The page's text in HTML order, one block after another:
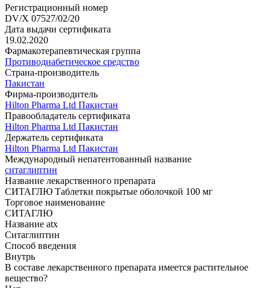
Регистрационный номер
DV/X 07527/02/20
Дата выдачи сертификата
19.02.2020
Фармакотерапевтическая группа
Противодиабетическое средство
Страна-производитель
Пакистан
Фирма-производитель
Hilton Pharma Ltd Пакистан
Правообладатель сертификата
Hilton Pharma Ltd Пакистан
Держатель сертификата
Hilton Pharma Ltd Пакистан
Международный непатентованный название
ситаглиптин
Название лекарственного препарата
СИТАГЛЮ Таблетки покрытые оболочкой 100 мг
Торговое наименование
СИТАГЛЮ
Название atx
Ситаглиптин
Способ введения
Внутрь
В составе лекарственного препарата имеется растительное
вещество?